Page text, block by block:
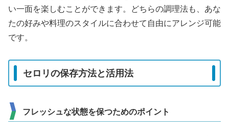
い一面を楽しむことができます。どちらの調理法も、あな
たの好みや料理のスタイルに合わせて自由にアレンジ可能
です。
セロリの保存方法と活用法
フレッシュな状態を保つためのポイント